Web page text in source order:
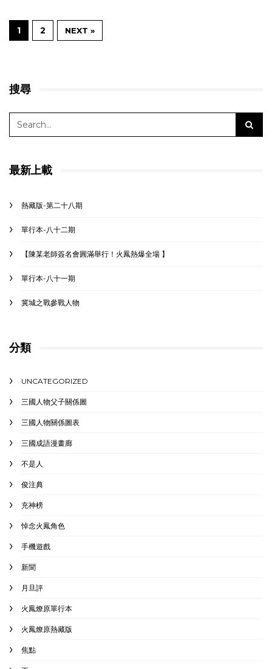
1 2 NEXT »
搜尋
最新上載
熱藏版-第二十八期
單行本-八十二期
【陳某老師簽名會圓滿舉行！火鳳熱爆全場 】
單行本-八十一期
冀城之戰參戰人物
分類
UNCATEGORIZED
三國人物父子關係圖
三國人物關係圖表
三國成語漫畫廊
不是人
俊注典
充神榜
悼念火鳳角色
手機遊戲
新聞
月旦評
火鳳燎原單行本
火鳳燎原熱藏版
焦點